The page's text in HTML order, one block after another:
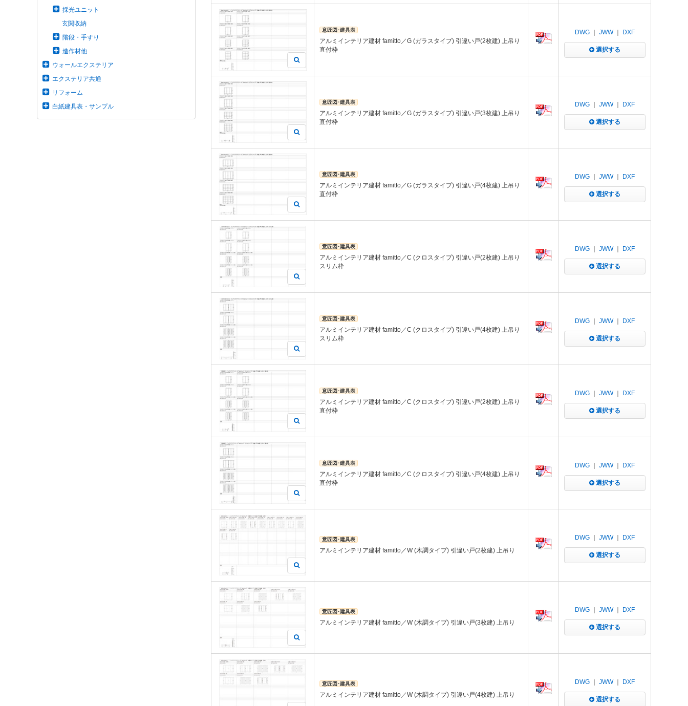
採光ユニット
玄関収納
階段・手すり
造作材他
ウォールエクステリア
エクステリア共通
リフォーム
白紙建具表・サンプル
意匠図･建具表
アルミインテリア建材 famitto／G (ガラスタイプ) 引違い戸(2枚建) 上吊り
直付枠
DWG JWW｜ DXF
選択する
意匠図･建具表
アルミインテリア建材 famitto／G (ガラスタイプ) 引違い戸(3枚建) 上吊り
直付枠
DWG JWW｜ DXF
選択する
意匠図･建具表
アルミインテリア建材 famitto／G (ガラスタイプ) 引違い戸(4枚建) 上吊り
直付枠
DWG JWW｜ DXF
選択する
意匠図･建具表
アルミインテリア建材 famitto／C (クロスタイプ) 引違い戸(2枚建) 上吊り
スリム枠
DWG JWW｜ DXF
選択する
意匠図･建具表
アルミインテリア建材 famitto／C (クロスタイプ) 引違い戸(4枚建) 上吊り
スリム枠
DWG JWW｜ DXF
選択する
意匠図･建具表
アルミインテリア建材 famitto／C (クロスタイプ) 引違い戸(2枚建) 上吊り
直付枠
DWG JWW｜ DXF
選択する
意匠図･建具表
アルミインテリア建材 famitto／C (クロスタイプ) 引違い戸(4枚建) 上吊り
直付枠
DWG JWW｜ DXF
選択する
意匠図･建具表
アルミインテリア建材 famitto／W (木調タイプ) 引違い戸(2枚建) 上吊り
DWG JWW｜ DXF
選択する
意匠図･建具表
アルミインテリア建材 famitto／W (木調タイプ) 引違い戸(3枚建) 上吊り
DWG JWW｜ DXF
選択する
意匠図･建具表
アルミインテリア建材 famitto／W (木調タイプ) 引違い戸(4枚建) 上吊り
DWG JWW｜ DXF
選択する